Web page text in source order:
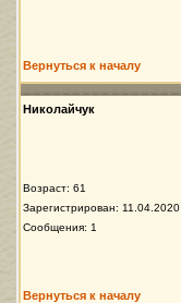
Вернуться к началу
Николайчук
Возраст: 61
Зарегистрирован: 11.04.2020
Сообщения: 1
Вернуться к началу